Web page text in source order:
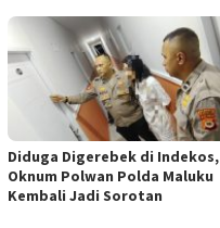
Diduga Digerebek di Indekos,
Oknum Polwan Polda Maluku
Kembali Jadi Sorotan